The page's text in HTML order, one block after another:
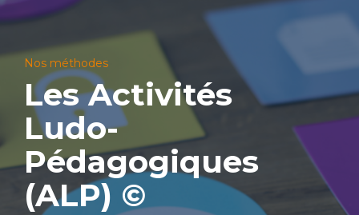
Nos méthodes
Les Activités
Ludo-
Pédagogiques
(ALP) ©